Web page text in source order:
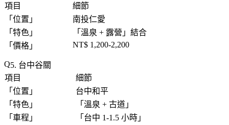
項目
細節
「 位置 」
南投仁愛
「 特色 」 「 溫泉 + 露營 」結合
「 價格 」 NT$ 1,200-2,200
5. 台中谷關
項目
細節
「 位置 」
台中和平
「 特色 」 「 溫泉 + 古道 」
「 車程 」 「 台中 1-1.5 小時 」